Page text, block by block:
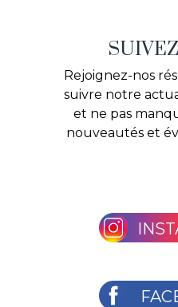
Rejoignez-nos
suivre notre
et ne pas
nouveautés et